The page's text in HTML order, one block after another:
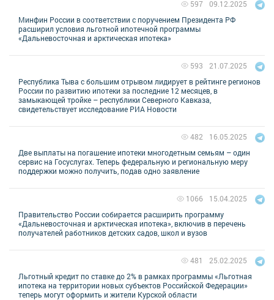
Минфин России в соответствии с поручением Президента РФ
расширил условия льготной ипотечной программы
«Дальневосточная и арктическая ипотека»
09.12.2025
597
Республика Тыва с большим отрывом лидирует в рейтинге регионов
России по развитию ипотеки за последние 12 месяцев, в
замыкающей тройке – республики Северного Кавказа,
свидетельствует исследование РИА Новости
21.07.2025
593
Две выплаты на погашение ипотеки многодетным семьям – один
сервис на Госуслугах. Теперь федеральную и региональную меру
поддержки можно получить, подав одно заявление
16.05.2025
482
Правительство России собирается расширить программу
«Дальневосточная и арктическая ипотека», включив в перечень
получателей работников детских садов, школ и вузов
15.04.2025
1066
Льготный кредит по ставке до 2% в рамках программы «Льготная
ипотека на территории новых субъектов Российской Федерации»
теперь могут оформить и жители Курской области
25.02.2025
481